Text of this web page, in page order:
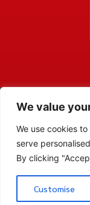
We value
We use cookies
serve
By clicking
Customise
© 2026 AMA